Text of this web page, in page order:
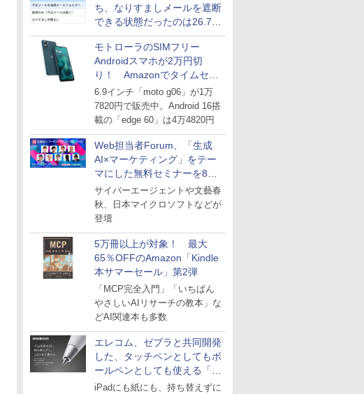
ち、なりすましメールを遮断
できる状態だったのは26.7％
にとどまる～GMOブランド
セキュリティ調査
モトローラのSIMフリー
Androidスマホが2万円切
り！ Amazonでタイムセー
ル
6.9インチ「moto g06」が1万
7820円で販売中。Android 16搭
載の「edge 60」は4万4820円
Web担当者Forum、「生成
AI×マーケティング」をテー
マにした無料セミナーを8月
27日にオンライン開催
サイバーエージェントや文藝春
秋、日本マイクロソフトなどが
登壇
5万冊以上が対象！ 最大
65％OFFのAmazon「Kindle
本サマーセール」第2弾
「MCP完全入門」「いちばん
やさしいAIリサーチの教本」な
どAI関連本も多数
エレコム、ゼブラと共同開発
した、タッチペンとしてもボ
ールペンとしても使える「ス
タイラスツーウェイ」発売
iPadにも紙にも、持ち替えずに